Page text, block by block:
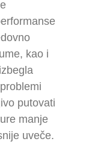
kao i
putovati
manje
uveče.